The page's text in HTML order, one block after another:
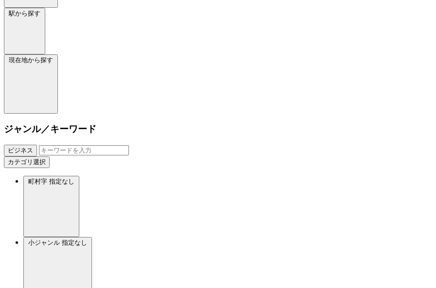
駅から探す
現在地から探す
ジャンル／キーワード
ビジネス
カテゴリ選択
町村字 指定なし
小ジャンル 指定なし